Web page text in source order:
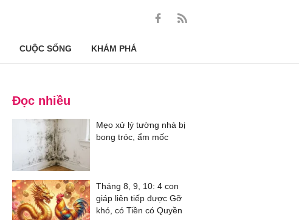
CUỘC SỐNG KHÁM PHÁ
Đọc nhiều
Mẹo xử lý tường nhà bị
bong tróc, ẩm mốc
Tháng 8, 9, 10: 4 con
giáp liên tiếp được Gỡ
khó, có Tiền có Quyền